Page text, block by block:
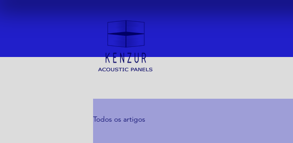
Todos os artigos